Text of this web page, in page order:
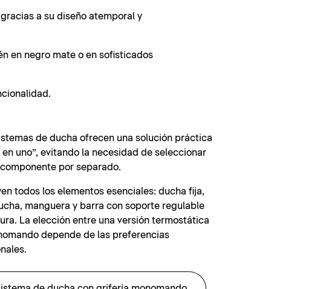
a su diseño atemporal y
en negro mate o en sofisticados
de ducha ofrecen una solución práctica
en uno”, evitando la necesidad de seleccionar
por separado.
todos los elementos esenciales: ducha fija,
manguera y barra con soporte regulable
La elección entre una versión termostática
depende de las preferencias